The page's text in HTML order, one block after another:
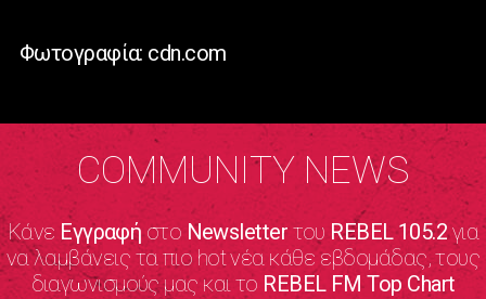
Φωτογραφία: cdn.com
COMMUNITY NEWS
Κάνε Εγγραφήστο NewsletterτουREBEL 105.2για
να λαμβάνεις τα πιο hot νέα κάθε εβδομάδας, τους
διαγωνισμούς μας και το REBEL FM Top Chart